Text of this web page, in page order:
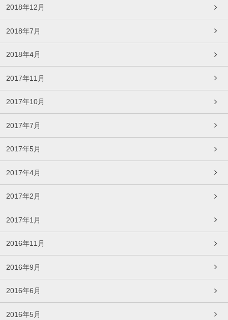
2018年12月
2018年7月
2018年4月
2017年11月
2017年10月
2017年7月
2017年5月
2017年4月
2017年2月
2017年1月
2016年11月
2016年9月
2016年6月
2016年5月